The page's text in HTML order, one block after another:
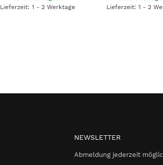
Lieferzeit: 1 - 2 Werktage
Lieferzeit: 1 - 2
NEWSLETTER
Abmeldung jederzeit